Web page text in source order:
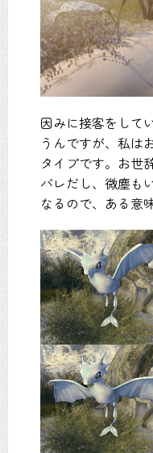
因みに接客をして
うんですが、私は
タイプです。お世
バレだし、微塵も
なるので、ある意